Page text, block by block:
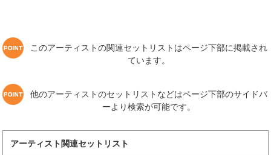
このアーティストの関連セットリストはページ下部に掲載され
ています。
他のアーティストのセットリストなどはページ下部のサイドバ
ーより検索が可能です。
アーティスト関連セットリスト